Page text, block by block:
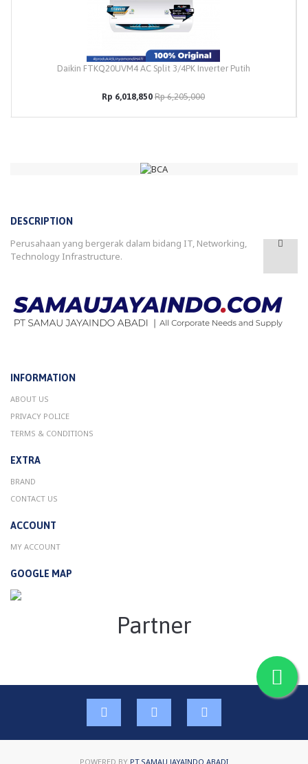
Daikin FTKQ20UVM4 AC Split 3/4PK Inverter Putih
Rp 6,018,850 Rp 6,205,000
DESCRIPTION
Perusahaan yang bergerak dalam bidang IT, Networking,
Technology Infrastructure.
INFORMATION
ABOUT US
PRIVACY POLICE
TERMS & CONDITIONS
EXTRA
BRAND
CONTACT US
ACCOUNT
MY ACCOUNT
GOOGLE MAP
Partner
POWERED BY PT.SAMAU JAYAINDO ABADI